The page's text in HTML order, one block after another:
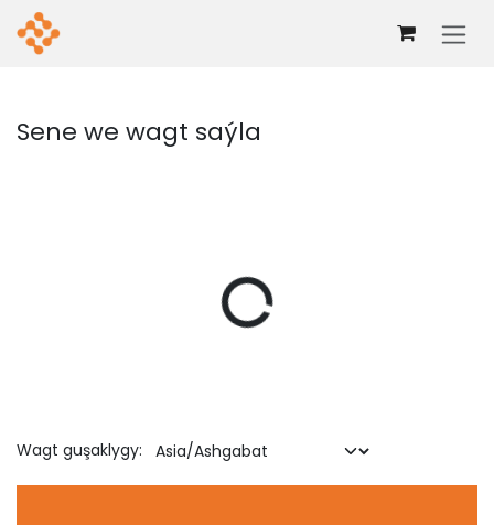
Mazmuna geç
Sene we wagt saýla
Wagt guşaklygy: